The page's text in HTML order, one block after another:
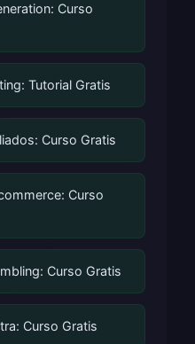
Curso
Tutorial Gratis
Curso Gratis
Curso
Curso Gratis
Curso Gratis